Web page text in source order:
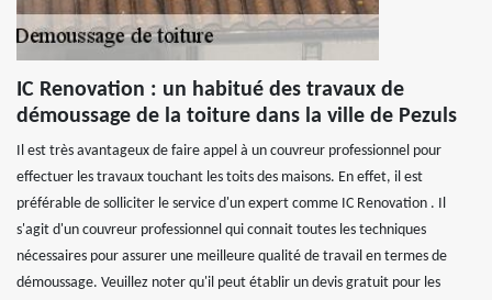
IC Renovation : un habitué des travaux de
démoussage de la toiture dans la ville de Pezuls
Il est très avantageux de faire appel à un couvreur professionnel pour
effectuer les travaux touchant les toits des maisons. En effet, il est
préférable de solliciter le service d'un expert comme IC Renovation . Il
s'agit d'un couvreur professionnel qui connait toutes les techniques
nécessaires pour assurer une meilleure qualité de travail en termes de
démoussage. Veuillez noter qu'il peut établir un devis gratuit pour les